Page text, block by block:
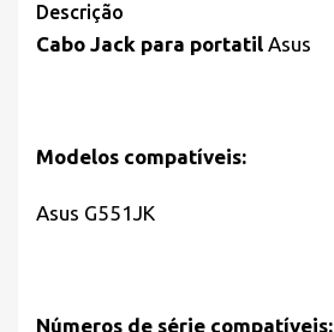
Descrição
Cabo Jack para portatil Asus
Modelos compatíveis:
Asus G551JK
Números de série compatíveis: